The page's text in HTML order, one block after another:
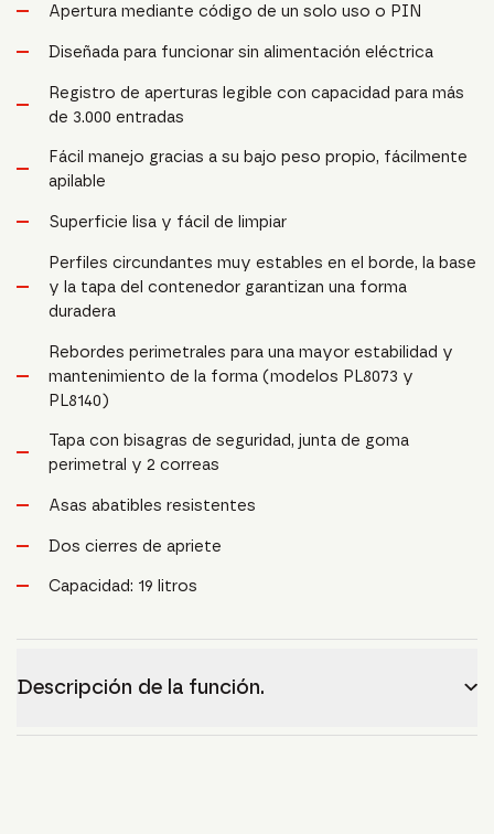
Apertura mediante código de un solo uso o PIN
Diseñada para funcionar sin alimentación eléctrica
Registro de aperturas legible con capacidad para más
de 3.000 entradas
Fácil manejo gracias a su bajo peso propio, fácilmente
apilable
Superficie lisa y fácil de limpiar
Perfiles circundantes muy estables en el borde, la base
y la tapa del contenedor garantizan una forma
duradera
Rebordes perimetrales para una mayor estabilidad y
mantenimiento de la forma (modelos PL8073 y
PL8140)
Tapa con bisagras de seguridad, junta de goma
perimetral y 2 correas
Asas abatibles resistentes
Dos cierres de apriete
Capacidad: 19 litros
Descripción de la función.